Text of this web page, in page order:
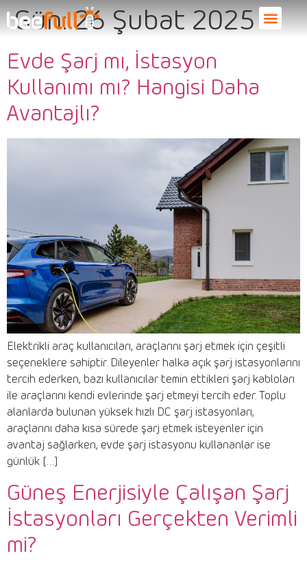
Gün:26 Şubat 2025
Evde Şarj mı, İstasyon
Kullanımı mı? Hangisi Daha
Avantajlı?
Elektrikli araç kullanıcıları, araçlarını şarj etmek için çeşitli
seçeneklere sahiptir. Dileyenler halka açık şarj istasyonlarını
tercih ederken, bazı kullanıcılar temin ettikleri şarj kabloları
ile araçlarını kendi evlerinde şarj etmeyi tercih eder. Toplu
alanlarda bulunan yüksek hızlı DC şarj istasyonları,
araçlarını daha kısa sürede şarj etmek isteyenler için
avantaj sağlarken, evde şarj istasyonu kullananlar ise
günlük […]
Güneş Enerjisiyle Çalışan Şarj
İstasyonları Gerçekten Verimli
mi?